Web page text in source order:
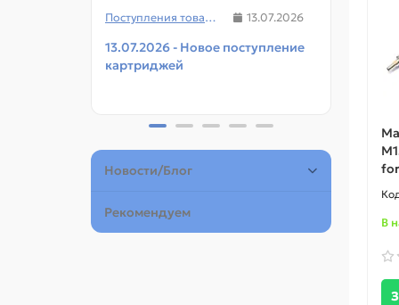
Поступления товаров 13.07.2026
13.07.2026 - Новое поступление
картриджей
Новости/Блог
Рекомендуем
В